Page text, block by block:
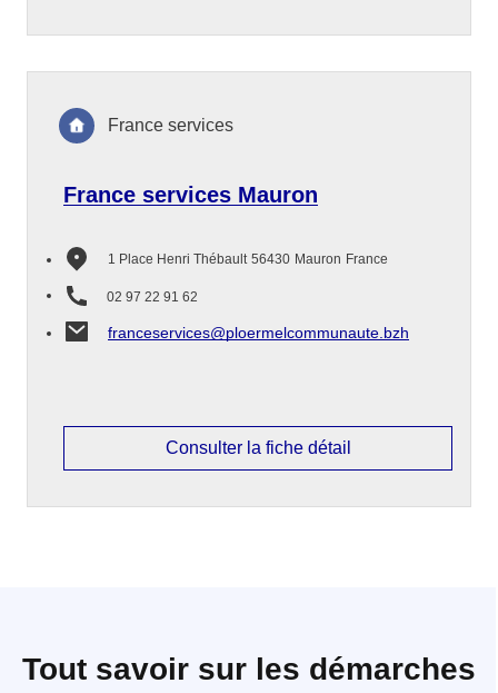
France services Mauron
1 Place Henri Thébault 56430 Mauron France
02 97 22 91 62
franceservices@ploermelcommunaute.bzh
France services
Consulter la fiche détail
Tout savoir sur les démarches